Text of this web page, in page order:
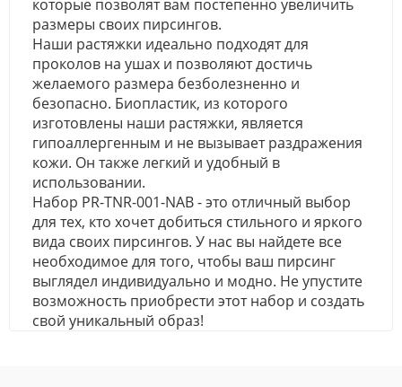
которые позволят вам постепенно увеличить
размеры своих пирсингов.
Наши растяжки идеально подходят для
проколов на ушах и позволяют достичь
желаемого размера безболезненно и
безопасно. Биопластик, из которого
изготовлены наши растяжки, является
гипоаллергенным и не вызывает раздражения
кожи. Он также легкий и удобный в
использовании.
Набор PR-TNR-001-NAB - это отличный выбор
для тех, кто хочет добиться стильного и яркого
вида своих пирсингов. У нас вы найдете все
необходимое для того, чтобы ваш пирсинг
выглядел индивидуально и модно. Не упустите
возможность приобрести этот набор и создать
свой уникальный образ!